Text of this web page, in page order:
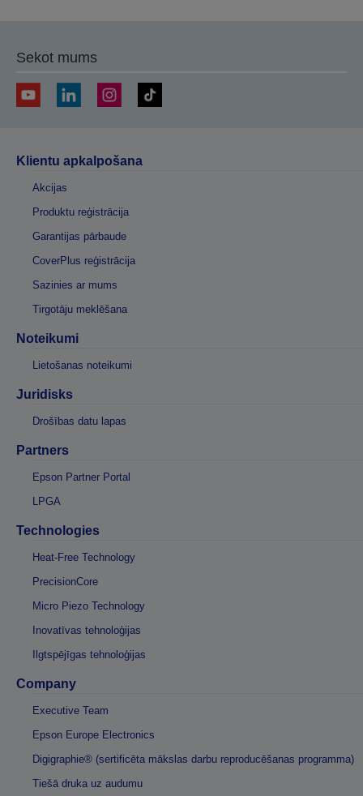
Sekot mums
Klientu apkalpošana
Akcijas
Produktu reģistrācija
Garantijas pārbaude
CoverPlus reģistrācija
Sazinies ar mums
Tirgotāju meklēšana
Noteikumi
Lietošanas noteikumi
Juridisks
Drošības datu lapas
Partners
Epson Partner Portal
LPGA
Technologies
Heat-Free Technology
PrecisionCore
Micro Piezo Technology
Inovatīvas tehnoloģijas
Ilgtspējīgas tehnoloģijas
Company
Executive Team
Epson Europe Electronics
Digigraphie® (sertificēta mākslas darbu reproducēšanas programma)
Tiešā druka uz audumu